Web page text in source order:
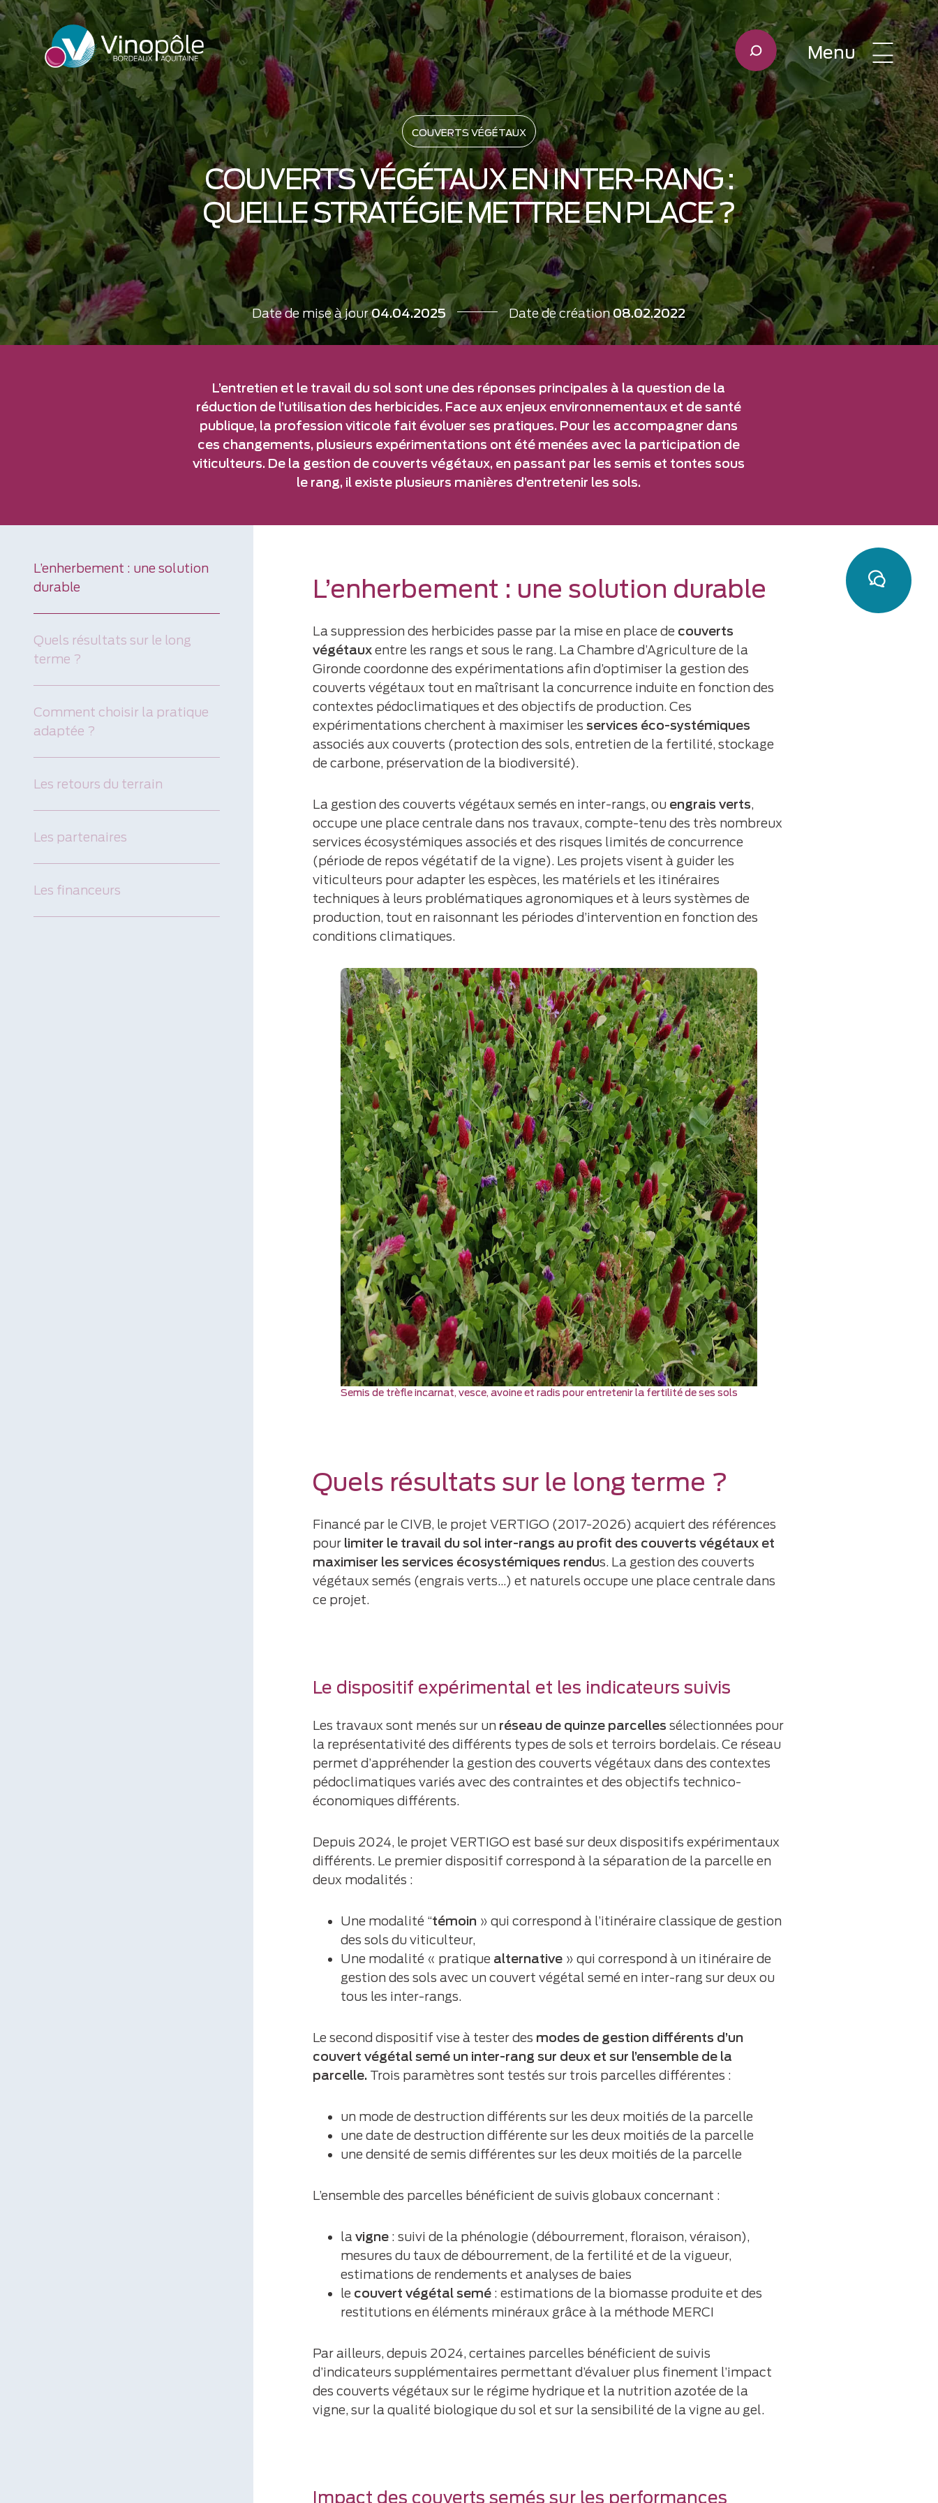
Menu
COUVERTS VÉGÉTAUX
COUVERTS VÉGÉTAUX EN INTER-RANG :
QUELLE STRATÉGIE METTRE EN PLACE ?
Date de mise à jour04.04.2025 Date de création08.02.2022
L’entretien et le travail du sol sont une des réponses principales à la question de la
réduction de l’utilisation des herbicides. Face aux enjeux environnementaux et de santé
publique, la profession viticole fait évoluer ses pratiques. Pour les accompagner dans
ces changements, plusieurs expérimentations ont été menées avec la participation de
viticulteurs. De la gestion de couverts végétaux, en passant par les semis et tontes sous
le rang, il existe plusieurs manières d’entretenir les sols.
L’enherbement : une solution
durable
Quels résultats sur le long
terme ?
Comment choisir la pratique
adaptée ?
Les retours du terrain
Les partenaires
Les financeurs
L’enherbement : une solution durable
La suppression des herbicides passe par la mise en place de couverts
végétauxentre les rangs et sous le rang. La Chambre d’Agriculture de la
Gironde coordonne des expérimentations afin d’optimiser la gestion des
couverts végétaux tout en maîtrisant la concurrence induite en fonction des
contextes pédoclimatiques et des objectifs de production. Ces
expérimentations cherchent à maximiser les services éco-systémiques
associés aux couverts (protection des sols, entretien de la fertilité, stockage
de carbone, préservation de la biodiversité).
La gestion des couverts végétaux semés en inter-rangs, ou engrais verts,
occupe une place centrale dans nos travaux, compte-tenu des très nombreux
services écosystémiques associés et des risques limités de concurrence
(période de repos végétatif de la vigne). Les projets visent à guider les
viticulteurs pour adapter les espèces, les matériels et les itinéraires
techniques à leurs problématiques agronomiques et à leurs systèmes de
production, tout en raisonnant les périodes d’intervention en fonction des
conditions climatiques.
Semis de trèfle incarnat, vesce, avoine et radis pour entretenir la fertilité de ses sols
Quels résultats sur le long terme ?
Financé par le CIVB, le projet VERTIGO (2017-2026) acquiert des références
pour limiter le travail du sol inter-rangs au profit des couverts végétaux et
maximiser les services écosystémiques rendus. La gestion des couverts
végétaux semés (engrais verts…) et naturels occupe une place centrale dans
ce projet.
Le dispositif expérimental et les indicateurs suivis
Les travaux sont menés sur un réseau de quinze parcelles sélectionnées pour
la représentativité des différents types de sols et terroirs bordelais. Ce réseau
permet d’appréhender la gestion des couverts végétaux dans des contextes
pédoclimatiques variés avec des contraintes et des objectifs technico-
économiques différents.
Depuis 2024, le projet VERTIGO est basé sur deux dispositifs expérimentaux
différents. Le premier dispositif correspond à la séparation de la parcelle en
deux modalités :
Une modalité “témoin » qui correspond à l’itinéraire classique de gestion
des sols du viticulteur,
Une modalité « pratique alternative» qui correspond à un itinéraire de
gestion des sols avec un couvert végétal semé en inter-rang sur deux ou
tous les inter-rangs.
Le second dispositif vise à tester des modes de gestion différents d’un
couvert végétal semé un inter-rang sur deux et sur l’ensemble de la
parcelle. Trois paramètres sont testés sur trois parcelles différentes :
un mode de destruction différents sur les deux moitiés de la parcelle
une date de destruction différente sur les deux moitiés de la parcelle
une densité de semis différentes sur les deux moitiés de la parcelle
L’ensemble des parcelles bénéficient de suivis globaux concernant :
la vigne : suivi de la phénologie (débourrement, floraison, véraison),
mesures du taux de débourrement, de la fertilité et de la vigueur,
estimations de rendements et analyses de baies
le couvert végétal semé: estimations de la biomasse produite et des
restitutions en éléments minéraux grâce à la méthode MERCI
Par ailleurs, depuis 2024, certaines parcelles bénéficient de suivis
d’indicateurs supplémentaires permettant d’évaluer plus finement l’impact
des couverts végétaux sur le régime hydrique et la nutrition azotée de la
vigne, sur la qualité biologique du sol et sur la sensibilité de la vigne au gel.
Impact des couverts semés sur les performances